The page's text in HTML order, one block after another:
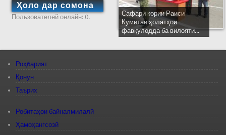
Ҳоло дар сомона
Пользователей онлайн: 0.
Сафари кории Раиси
Кумитаи ҳолатҳои
фавқулодда ба вилояти...
Роҳбарият
Қонун
Таърих
Робитаҳои байналмилалӣ
Ҳамоҳангсозӣ